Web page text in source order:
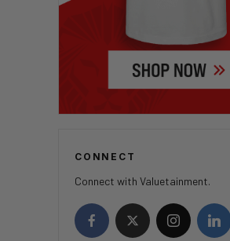
CONNECT
Connect with Valuetainment.